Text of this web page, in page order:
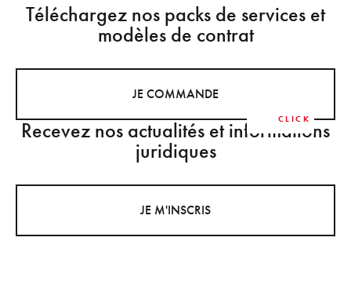
Recevez nos actualités et informations
juridiques
JE M'INSCRIS
Téléchargez nos packs de services et
modèles de contrat
JE COMMANDE